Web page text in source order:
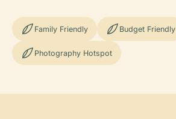
Family Friendly Budget Friendly
Photography Hotspot